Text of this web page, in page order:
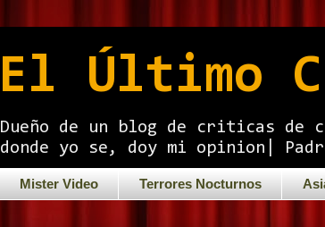
El Último
Dueño de un blog de criticas de
donde yo se, doy mi opinion|
Mister Video Terrores Nocturnos